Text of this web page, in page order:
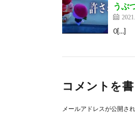
うぶ
0[…]
コメントを書
メールアドレスが公開さ